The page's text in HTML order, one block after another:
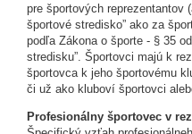
pre športových reprezentantov
športové stredisko” ako za
podľa Zákona o športe - § 35
stredisku”. Športovci majú k
športovca k jeho športovému
či už ako kluboví športovci
Profesionálny športovec v